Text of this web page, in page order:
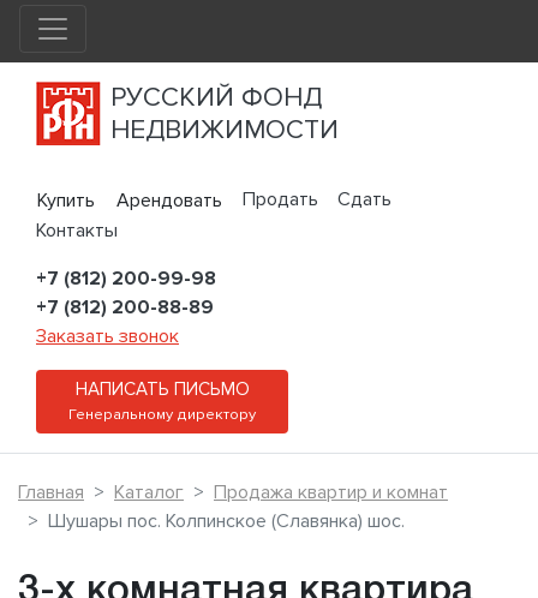
РУССКИЙ ФОНД
НЕДВИЖИМОСТИ
Купить Арендовать Продать
Сдать
Контакты
+7 (812) 200-99-98
+7 (812) 200-88-89
Заказать звонок
НАПИСАТЬ ПИСЬМО
Генеральному директору
Главная Каталог
Продажа квартир и комнат
Шушары пос. Колпинское (Славянка) шос.